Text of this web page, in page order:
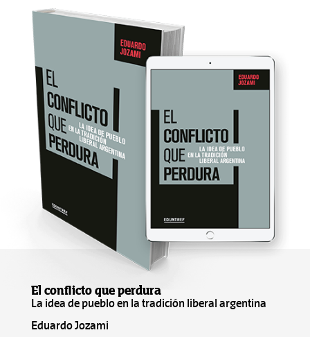
El conflicto que perdura
La idea de pueblo en la tradición liberal argentina
Eduardo Jozami